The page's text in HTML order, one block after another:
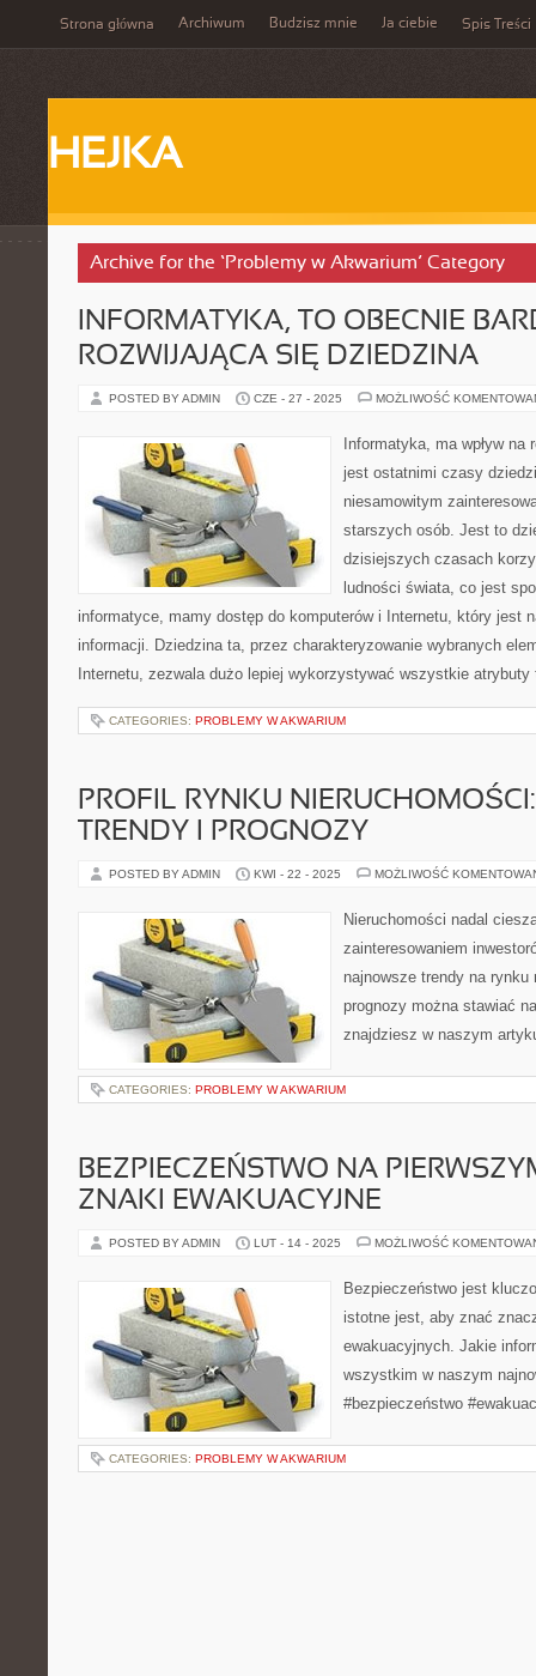
Strona główna Archiwum Budzisz mnie Ja ciebie Spis Treści
HEJKA
Archive for the ‘Problemy w Akwarium’ Category
INFORMATYKA, TO OBECNIE
ROZWIJAJĄCA SIĘ DZIEDZINA
POSTED BY ADMIN CZE - 27 - 2025 MOŻLIWOŚĆ
Informatyka, ma wpływ
jest ostatnimi czasy
niesamowitym
starszych osób. Jest to
dzisiejszych czasach
ludności świata, co jest
informatyce, mamy dostęp do komputerów i Internetu, który jest
informacji. Dziedzina ta, przez charakteryzowanie wybranych
Internetu, zezwala dużo lepiej wykorzystywać wszystkie
CATEGORIES: PROBLEMY W AKWARIUM
PROFIL RYNKU
TRENDY I PROGNOZY
POSTED BY ADMIN KWI - 22 - 2025 MOŻLIWOŚĆ
Nieruchomości nadal
zainteresowaniem
najnowsze trendy na
prognozy można stawiać
znajdziesz w naszym
CATEGORIES: PROBLEMY W AKWARIUM
BEZPIECZEŃSTWO NA
ZNAKI EWAKUACYJNE
POSTED BY ADMIN LUT - 14 - 2025 MOŻLIWOŚĆ
Bezpieczeństwo jest
istotne jest, aby znać
ewakuacyjnych. Jakie
wszystkim w naszym
#bezpieczeństwo
CATEGORIES: PROBLEMY W AKWARIUM